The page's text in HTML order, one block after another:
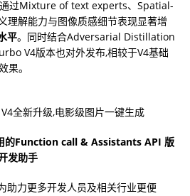
通过Mixture of text experts、Spatial-
理解能力与图像质感细节表现显著增
平。同时结合Adversarial Distillation
V4版本也对外发布,相较于V4基础
果。
全新升级,电影级图片一键生成
的Function call & Assistants API 版
发助手
助力更多开发人员及相关行业更便